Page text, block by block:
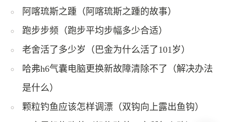
阿喀琉斯之踵（阿喀琉斯之踵的故事）
跑步步频（跑步平均步幅多少合适）
老舍活了多少岁（巴金为什么活了101岁）
哈弗h6气囊电脑更换新故障清除不了（解决办法
是什么）
颗粒钓鱼应该怎样调漂（双钩向上露出鱼钩）